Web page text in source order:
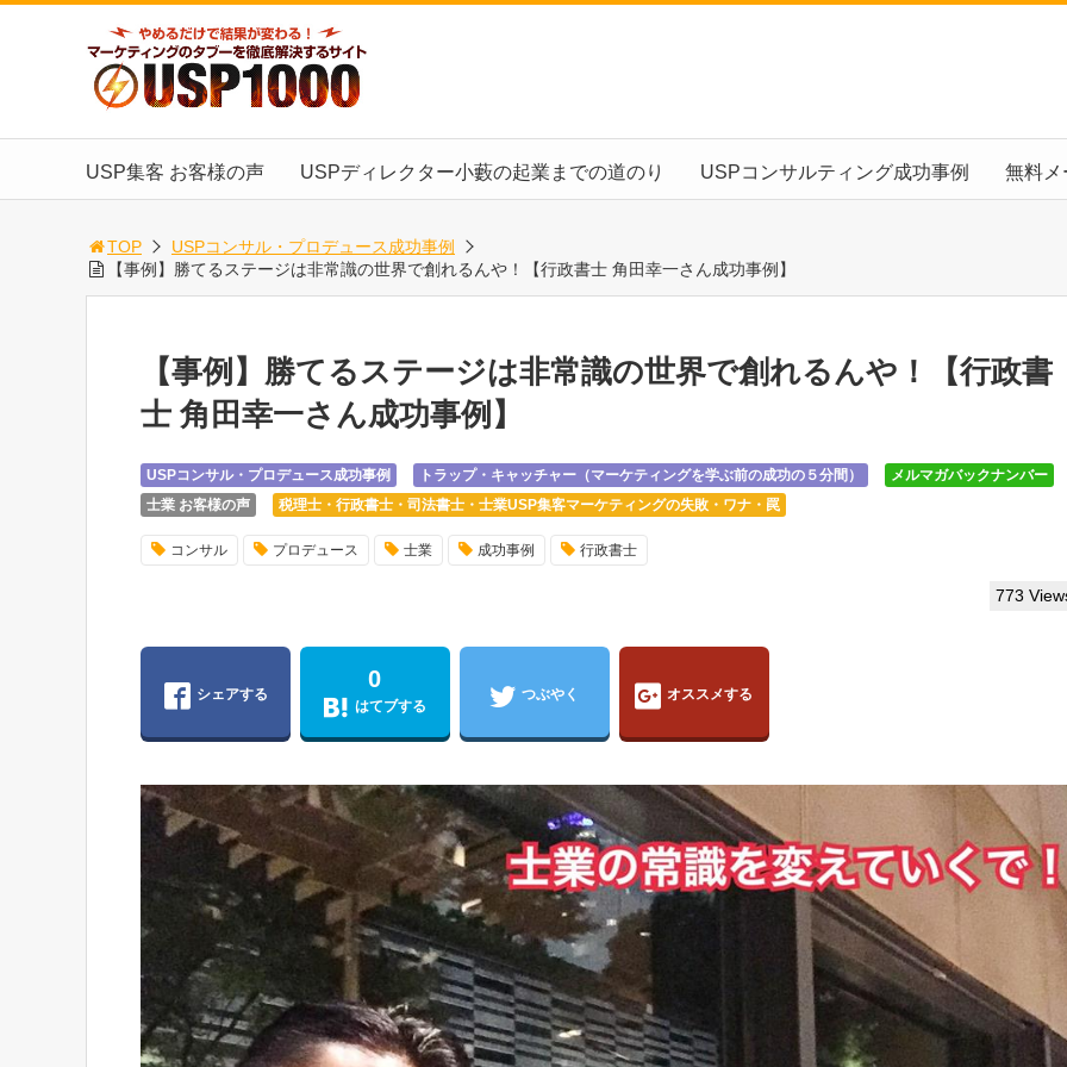
USP集客 お客様の声 USPディレクター小藪の起業までの道のり USPコンサルティング成功事例 無料メ
TOP
USPコンサル・プロデュース成功事例
【事例】勝てるステージは非常識の世界で創れるんや！【行政書士 角田幸一さん成功事例】
【事例】勝てるステージは非常識の世界で創れるんや！【行政書
士 角田幸一さん成功事例】
USPコンサル・プロデュース成功事例 トラップ・キャッチャー（マーケティングを学ぶ前の成功の５分間）
メルマガバックナンバー
士業 お客様の声
税理士・行政書士・司法書士・士業USP集客マーケティングの失敗・ワナ・罠
コンサル プロデュース 士業 成功事例 行政書士
773
シェアする
0
はてブする
つぶやく オススメする